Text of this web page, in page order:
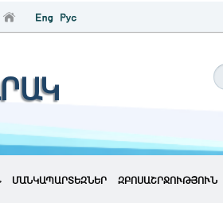
ՄԱՆԿԱՊԱՐՏԵԶՆԵՐ ԶԲՈՍԱՇՐՋՈՒԹՅՈՒՆ